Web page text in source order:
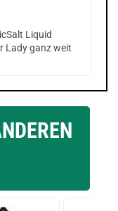
Liquid
Lady ganz weit